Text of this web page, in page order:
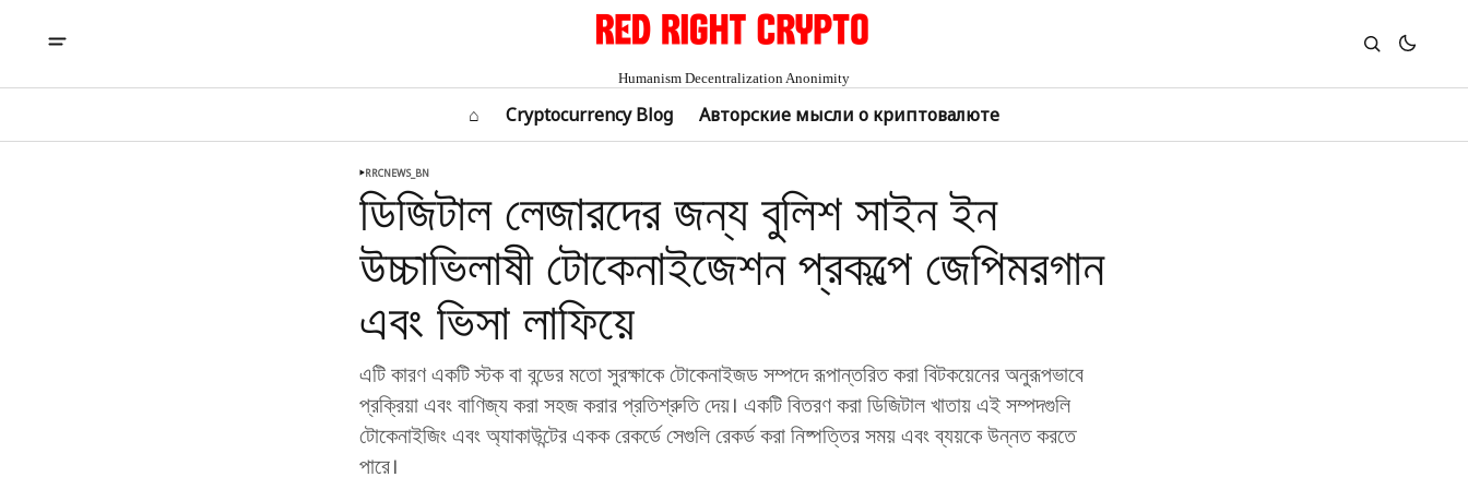
Humanism Decentralization Anonimity
⌂ Cryptocurrency Blog Авторские мысли о криптовалюте
RRCNEWS_BN
ডিজিটাল লেজারদের জন্য বুলিশ সাইন ইন
উচ্চাভিলাষী টোকেনাইজেশন প্রকল্পে জেপিমরগান
এবং ভিসা লাফিয়ে
এটি কারণ একটি স্টক বা বন্ডের মতো সুরক্ষাকে টোকেনাইজড সম্পদে রূপান্তরিত করা বিটকয়েনের অনুরূপভাবে
প্রক্রিয়া এবং বাণিজ্য করা সহজ করার প্রতিশ্রুতি দেয়। একটি বিতরণ করা ডিজিটাল খাতায় এই সম্পদগুলি
টোকেনাইজিং এবং অ্যাকাউন্টের একক রেকর্ডে সেগুলি রেকর্ড করা নিষ্পত্তির সময় এবং ব্যয়কে উন্নত করতে
পারে।